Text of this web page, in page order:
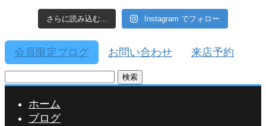
さらに読み込む... Instagram でフォロー
会員限定ブログ お問い合わせ 来店予約
ホーム
ブログ